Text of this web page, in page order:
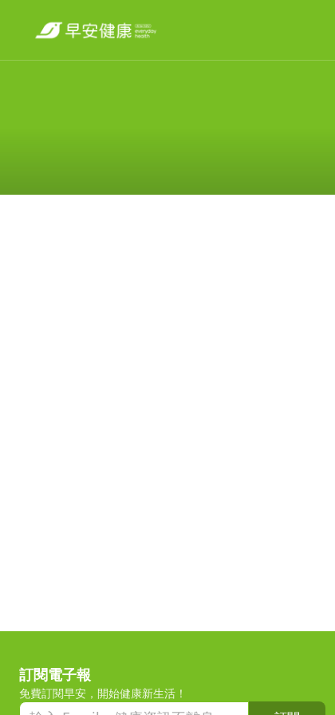
訂閱電子報
免費訂閱早安，開始健康新生活！